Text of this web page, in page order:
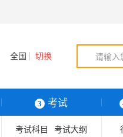
全国 切换
3 考试
考试科目 考试大纲